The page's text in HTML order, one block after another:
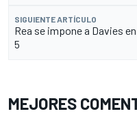
SIGUIENTE ARTÍCULO
Rea se impone a Davies
5
MEJORES